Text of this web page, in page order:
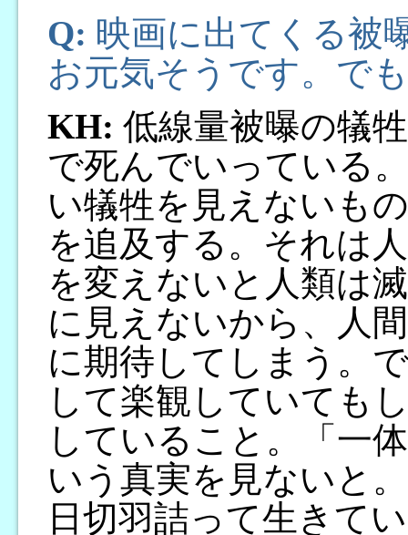
Q: 映画に出てくる被
お元気そうです。で
KH: 低線量被曝の犠
で死んでいっている
い犠牲を見えないも
を追及する。それは
を変えないと人類は
に見えないから、人
に期待してしまう。
して楽観していても
していること。「一
いう真実を見ないと
日切羽詰って生きて